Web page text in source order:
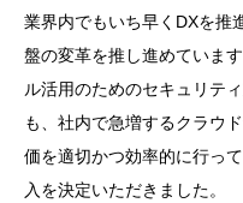
業界内でもいち早くDXを推
盤の変革を推し進めていま
ル活用のためのセキュリテ
も、社内で急増するクラウ
価を適切かつ効率的に行っ
入を決定いただきました。